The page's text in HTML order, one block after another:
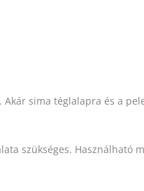
sima téglalapra és a
szükséges. Használható